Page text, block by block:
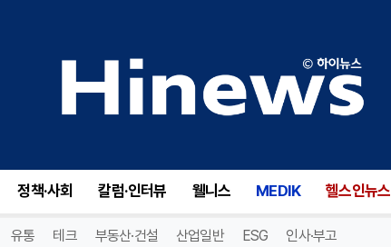
정책·사회 칼럼·인터뷰 웰니스 MEDIK 헬스인뉴스
유통 테크 부동산·건설 산업일반 ESG 인사·부고